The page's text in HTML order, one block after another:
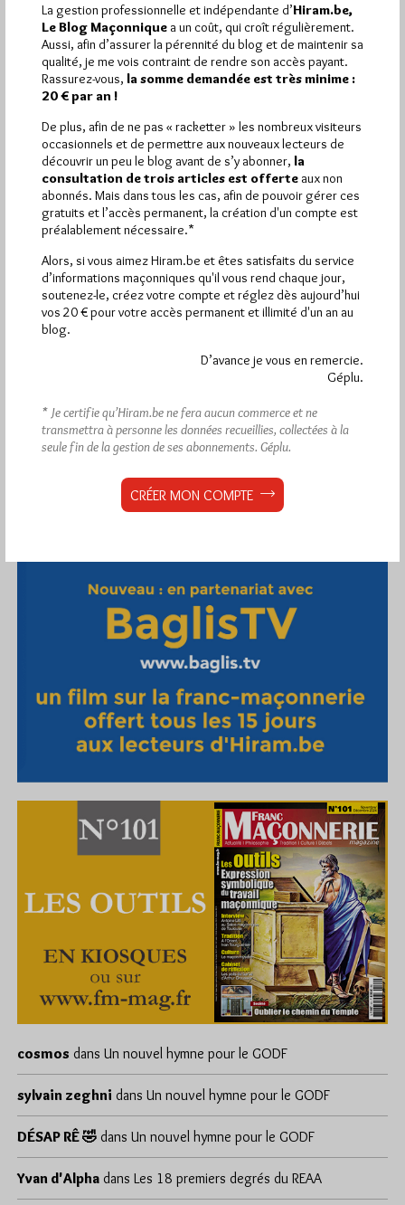
Hier samedi 8 août 2026, Hiram.be a reçu1 698 visites
et2 926 pagesont été lues (Source : Pirsch.io)
Quels sont les articles les plus lus du blog ?
Abonnement aux Newsletters - RSS
cosmos dans Un nouvel hymne pour le GODF
sylvain zeghni dans Un nouvel hymne pour le GODF
DÉSAP RÊ 🤣 dans Un nouvel hymne pour le GODF
Yvan d'Alpha dans Les 18 premiers degrés du REAA
La gestion professionnelle et indépendante d’Hiram.be,
Le Blog Maçonnique a un coût, qui croît régulièrement.
Aussi, afin d’assurer la pérennité du blog et de maintenir sa
qualité, je me vois contraint de rendre son accès payant.
Rassurez-vous, la somme demandée est très minime :
20 € par an !
De plus, afin de ne pas « racketter » les nombreux visiteurs
occasionnels et de permettre aux nouveaux lecteurs de
découvrir un peu le blog avant de s’y abonner, la
consultation de trois articles est offerte aux non
abonnés. Mais dans tous les cas, afin de pouvoir gérer ces
gratuits et l’accès permanent, la création d'un compte est
préalablement nécessaire.*
Alors, si vous aimez Hiram.be et êtes satisfaits du service
d’informations maçonniques qu'il vous rend chaque jour,
soutenez-le, créez votre compte et réglez dès aujourd’hui
vos 20 € pour votre accès permanent et illimité d'un an au
blog.
D’avance je vous en remercie.
Géplu.
* Je certifie qu’Hiram.be ne fera aucun commerce et ne
transmettra à personne les données recueillies, collectées à la
seule fin de la gestion de ses abonnements. Géplu.
CRÉER MON COMPTE